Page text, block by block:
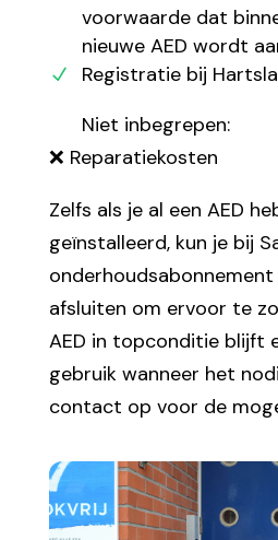
voorwaarde dat
nieuwe AED wordt
Registratie bij
Niet inbegrepen:
❌ Reparatiekosten
Zelfs als je al een AED
geïnstalleerd, kun je bij
onderhoudsabonnement
afsluiten om ervoor te
AED in topconditie blijft
gebruik wanneer het
contact op voor de